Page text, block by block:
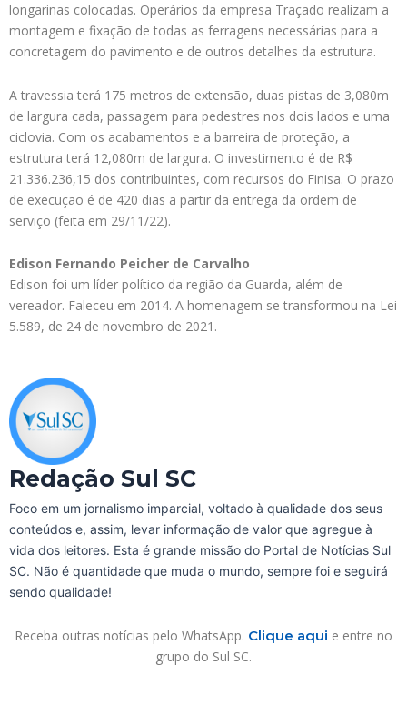
longarinas colocadas. Operários da empresa Traçado realizam a
montagem e fixação de todas as ferragens necessárias para a
concretagem do pavimento e de outros detalhes da estrutura.
A travessia terá 175 metros de extensão, duas pistas de 3,080m
de largura cada, passagem para pedestres nos dois lados e uma
ciclovia. Com os acabamentos e a barreira de proteção, a
estrutura terá 12,080m de largura. O investimento é de R$
21.336.236,15 dos contribuintes, com recursos do Finisa. O prazo
de execução é de 420 dias a partir da entrega da ordem de
serviço (feita em 29/11/22).
Edison Fernando Peicher de Carvalho
Edison foi um líder político da região da Guarda, além de
vereador. Faleceu em 2014. A homenagem se transformou na Lei
5.589, de 24 de novembro de 2021.
Redação Sul SC
Foco em um jornalismo imparcial, voltado à qualidade dos seus
conteúdos e, assim, levar informação de valor que agregue à
vida dos leitores. Esta é grande missão do Portal de Notícias Sul
SC. Não é quantidade que muda o mundo, sempre foi e seguirá
sendo qualidade!
Receba outras notícias pelo WhatsApp. Clique aqui e entre no
grupo do Sul SC.